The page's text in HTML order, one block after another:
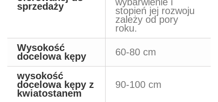
sprzedaży
stopień jej rozwoju
zależy od pory
roku.
Wysokość
docelowa kępy
60-80 cm
wysokość
docelowa kępy z
kwiatostanem
90-100 cm